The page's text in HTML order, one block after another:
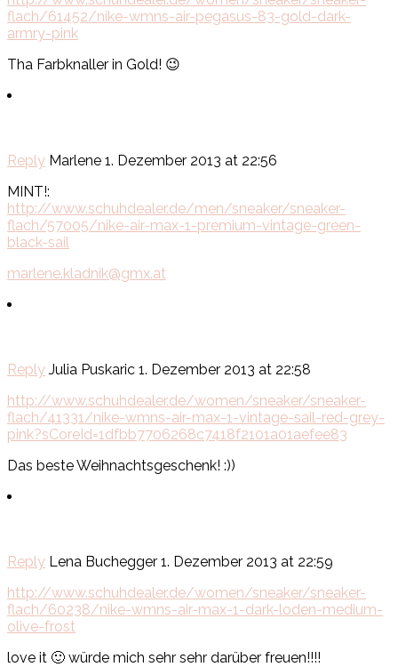
flach/61452/nike-wmns-air-pegasus-83-gold-dark-
armry-pink
Tha Farbknaller in Gold! 😉
Reply Marlene 1. Dezember 2013 at 22:56
MINT!:
http://www.schuhdealer.de/men/sneaker/sneaker-
flach/57005/nike-air-max-1-premium-vintage-green-
black-sail
marlene.kladnik@gmx.at
Reply Julia Puskaric 1. Dezember 2013 at 22:58
http://www.schuhdealer.de/women/sneaker/sneaker-
flach/41331/nike-wmns-air-max-1-vintage-sail-red-grey-
pink?sCoreId=1dfbb7706268c7418f2101a01aefee83
Das beste Weihnachtsgeschenk! :))
Reply Lena Buchegger 1. Dezember 2013 at 22:59
http://www.schuhdealer.de/women/sneaker/sneaker-
flach/60238/nike-wmns-air-max-1-dark-loden-medium-
olive-frost
love it 🙂 würde mich sehr sehr darüber freuen!!!!